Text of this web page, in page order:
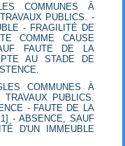
COMMUNES À
PUBLICS. -
- FRAGILITÉ DE
COMME CAUSE
FAUTE DE LA
AU STADE DE
COMMUNES À
PUBLICS.
- FAUTE DE LA
- ABSENCE, SAUF
D'UN IMMEUBLE